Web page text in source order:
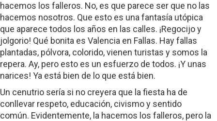
hacemos los falleros. No, es que parece ser que no las
hacemos nosotros. Que esto es una fantasía utópica
que aparece todos los años en las calles. ¡Regocijo y
jolgorio! Qué bonita es Valencia en Fallas. Hay fallas
plantadas, pólvora, colorido, vienen turistas y somos la
repera. Ay, pero esto es un esfuerzo de todos. ¡Y unas
narices! Ya está bien de lo que está bien.
Un cenutrio sería si no creyera que la fiesta ha de
conllevar respeto, educación, civismo y sentido
común. Evidentemente, la hacemos los falleros, pero la